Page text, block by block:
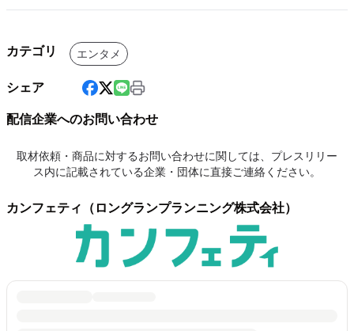
カテゴリ エンタメ
シェア
配信企業へのお問い合わせ
取材依頼・商品に対するお問い合わせに関しては、プレスリリー
ス内に記載されている企業・団体に直接ご連絡ください。
カンフェティ（ロングランプランニング株式会社）